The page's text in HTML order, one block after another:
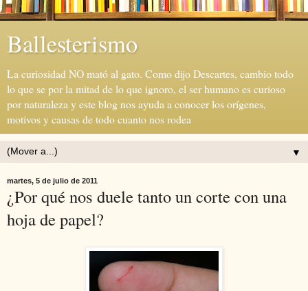
Ballesterismo
La curiosidad NO mató al gato. Como dijo Descartes, cambio todo
lo que se por la mitad de lo que ignoro, el ser humano es curioso
por naturaleza y este blog nos ayuda a conocer los orígenes,
motivos y causas de todo cuanto nos rodea
▼
martes, 5 de julio de 2011
¿Por qué nos duele tanto un corte con una
hoja de papel?